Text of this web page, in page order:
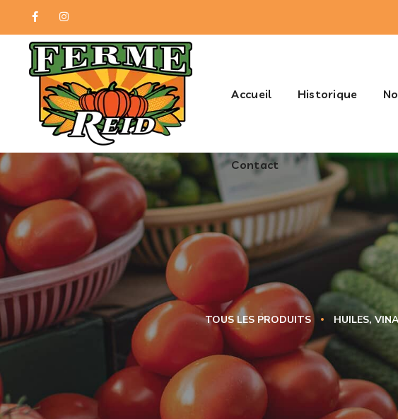
Accueil Historique
Contact
TOUS LES PRODUITS HUILES,